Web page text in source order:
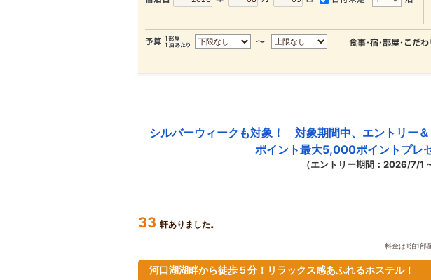
シルバーウィークも対象！ 対象期間中、エントリー
ポイント最大5,000ポイントプレ
（エントリー期間：2026/7/1
33 軒ありました。
料金は1泊1部
河口湖湖畔から徒歩５分！リラックス感あふれるホステル！